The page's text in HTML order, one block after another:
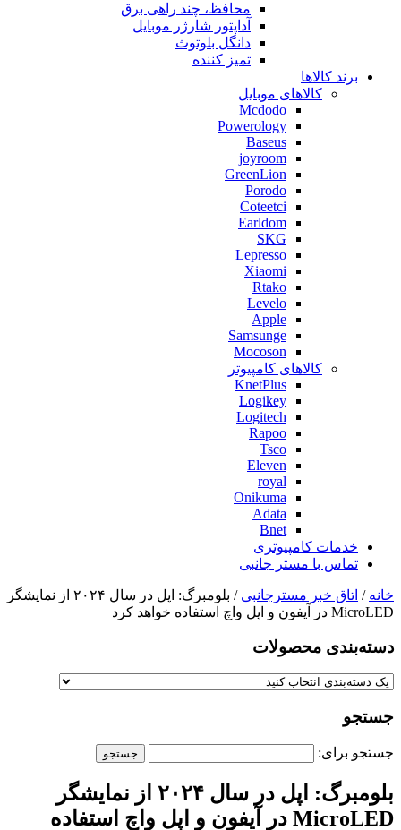
محافظ، چند راهی برق
آداپتور شارژر موبایل
دانگل بلوتوث
تمیز کننده
برند کالاها
کالاهای موبایل
Mcdodo
Powerology
Baseus
joyroom
GreenLion
Porodo
Coteetci
Earldom
SKG
Lepresso
Xiaomi
Rtako
Levelo
Apple
Samsunge
Mocoson
کالاهای کامپیوتر
KnetPlus
Logikey
Logitech
Rapoo
Tsco
Eleven
royal
Onikuma
Adata
Bnet
خدمات کامپیوتری
تماس با مستر جانبی
خانه / اتاق خبر مسترجانبی
/ بلومبرگ: اپل در سال ۲۰۲۴ از نمایشگر
MicroLED در آیفون و اپل واچ استفاده خواهد کرد
دسته‌بندی‌ محصولات
جستجو
جستجو برای:
بلومبرگ: اپل در سال ۲۰۲۴ از نمایشگر
MicroLED در آیفون و اپل واچ استفاده